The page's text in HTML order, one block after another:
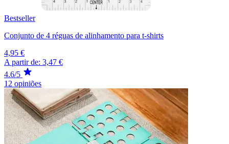
Bestseller
Conjunto de 4 réguas de alinhamento para t-shirts
4,95 €
A partir de: 3,47 €
4.6/5
12 opiniões